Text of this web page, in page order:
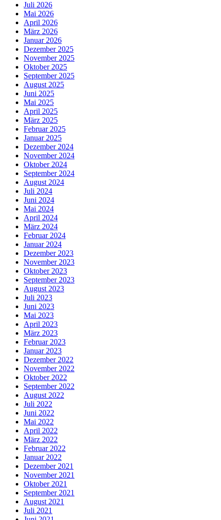
Juli 2026
Mai 2026
April 2026
März 2026
Januar 2026
Dezember 2025
November 2025
Oktober 2025
September 2025
August 2025
Juni 2025
Mai 2025
April 2025
März 2025
Februar 2025
Januar 2025
Dezember 2024
November 2024
Oktober 2024
September 2024
August 2024
Juli 2024
Juni 2024
Mai 2024
April 2024
März 2024
Februar 2024
Januar 2024
Dezember 2023
November 2023
Oktober 2023
September 2023
August 2023
Juli 2023
Juni 2023
Mai 2023
April 2023
März 2023
Februar 2023
Januar 2023
Dezember 2022
November 2022
Oktober 2022
September 2022
August 2022
Juli 2022
Juni 2022
Mai 2022
April 2022
März 2022
Februar 2022
Januar 2022
Dezember 2021
November 2021
Oktober 2021
September 2021
August 2021
Juli 2021